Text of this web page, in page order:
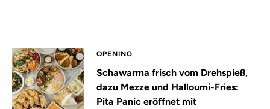
OPENING
Schawarma frisch vom Drehspieß,
dazu Mezze und Halloumi-Fries:
Pita Panic eröffnet mit